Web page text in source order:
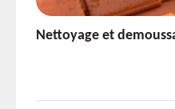
Etanchéité toiture 33